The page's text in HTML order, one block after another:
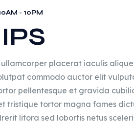
- 10PM
ullamcorper placerat iaculis
commodo auctor elit
pellentesque et gravida
tristique tortor magna fames
litora sed lobortis netus